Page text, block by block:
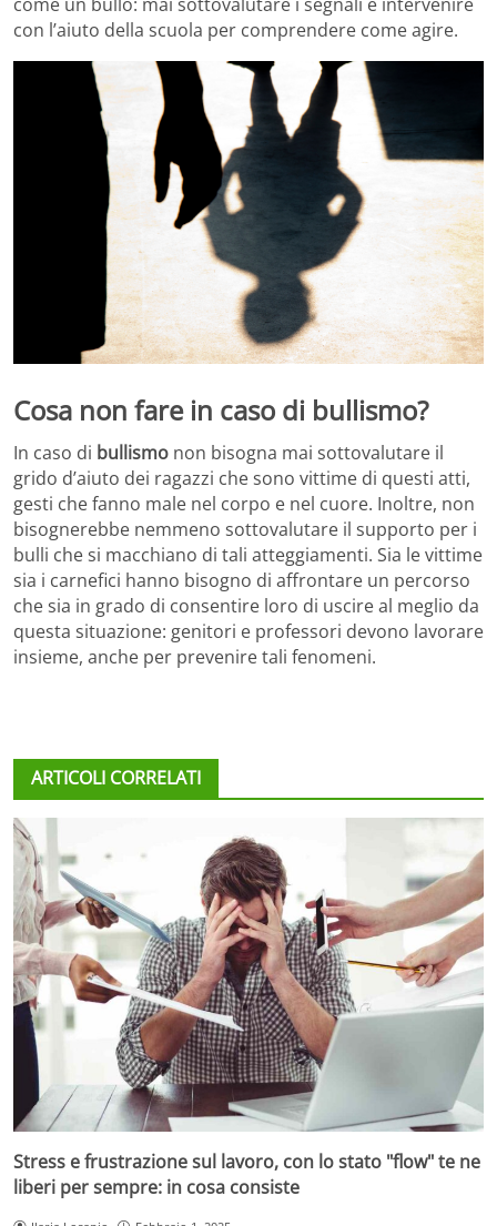
con l’aiuto della scuola per comprendere come agire.
Cosa non fare in caso di bullismo?
In caso di bullismo non bisogna mai sottovalutare il
grido d’aiuto dei ragazzi che sono vittime di questi atti,
gesti che fanno male nel corpo e nel cuore. Inoltre, non
bisognerebbe nemmeno sottovalutare il supporto per i
bulli che si macchiano di tali atteggiamenti. Sia le vittime
sia i carnefici hanno bisogno di affrontare un percorso
che sia in grado di consentire loro di uscire al meglio da
questa situazione: genitori e professori devono lavorare
insieme, anche per prevenire tali fenomeni.
ARTICOLI CORRELATI
Stress e frustrazione sul lavoro, con lo stato "flow" te ne
liberi per sempre: in cosa consiste